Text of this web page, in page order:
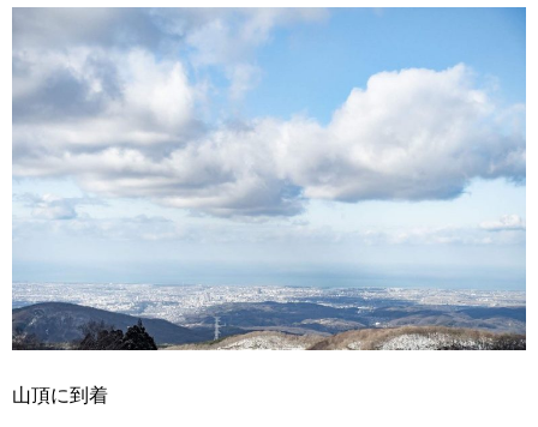
山頂に到着